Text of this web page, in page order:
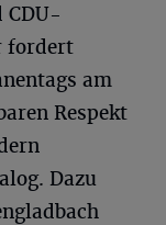
CDU-
fordert
am
Respekt
Dazu